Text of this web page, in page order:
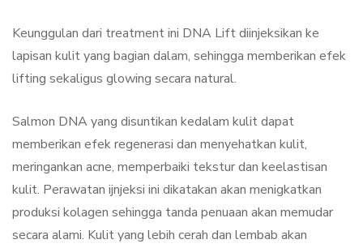
Keunggulan dari treatment ini DNA Lift diinjeksikan ke
lapisan kulit yang bagian dalam, sehingga memberikan efek
lifting sekaligus glowing secara natural.
Salmon DNA yang disuntikan kedalam kulit dapat
memberikan efek regenerasi dan menyehatkan kulit,
meringankan acne, memperbaiki tekstur dan keelastisan
kulit. Perawatan ijnjeksi ini dikatakan akan menigkatkan
produksi kolagen sehingga tanda penuaan akan memudar
secara alami. Kulit yang lebih cerah dan lembab akan